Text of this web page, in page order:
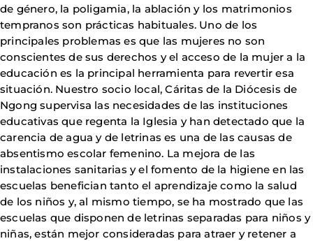
de género, la poligamia, la ablación y los matrimonios
tempranos son prácticas habituales. Uno de los
principales problemas es que las mujeres no son
conscientes de sus derechos y el acceso de la mujer a la
educación es la principal herramienta para revertir esa
situación. Nuestro socio local, Cáritas de la Diócesis de
Ngong supervisa las necesidades de las instituciones
educativas que regenta la Iglesia y han detectado que la
carencia de agua y de letrinas es una de las causas de
absentismo escolar femenino. La mejora de las
instalaciones sanitarias y el fomento de la higiene en las
escuelas benefician tanto el aprendizaje como la salud
de los niños y, al mismo tiempo, se ha mostrado que las
escuelas que disponen de letrinas separadas para niños y
niñas, están mejor consideradas para atraer y retener a